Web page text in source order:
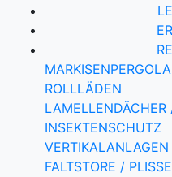
MARKISEN
ROLLLÄDEN
LAMELLENDÄCHER
INSEKTENSCHUTZ
FALTSTORE /